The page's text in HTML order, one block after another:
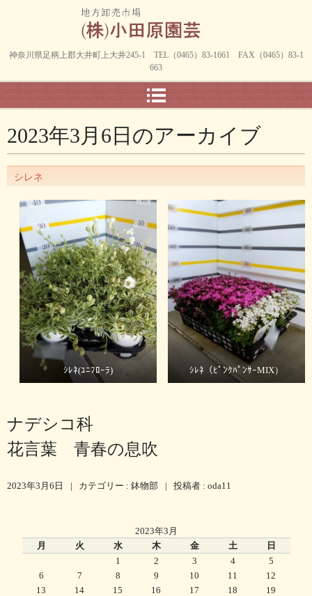
神奈川県足柄上郡大井町上大井245-1 TEL（0465）83-1661 FAX（0465）83-1
663
2023年3月6日 のアーカイブ
シレネ
ｼﾚﾈ(ﾕﾆﾌﾛｰﾗ) ｼﾚﾈ（ﾋﾟﾝｸﾊﾟﾝｻｰMIX）
ナデシコ科
花言葉 青春の息吹
2023年3月6日 | カテゴリー : 鉢物部 | 投稿者 : oda11
2023年3月
月
火 水 木 金 土 日
1 2 3 4
5
6
7 8 9 10 11
12
13
14 15 16 17 18
19